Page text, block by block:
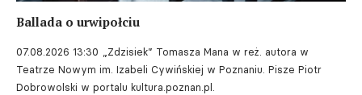
Ballada o urwipołciu
07.08.2026 13:30 „Zdzisiek” Tomasza Mana w reż. autora w
Teatrze Nowym im. Izabeli Cywińskiej w Poznaniu. Pisze Piotr
Dobrowolski w portalu kultura.poznan.pl.